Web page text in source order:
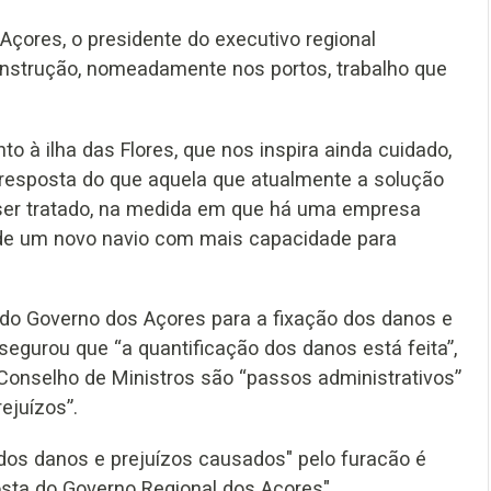
o presidente do executivo regional
nomeadamente nos portos, trabalho que
à ilha das Flores, que nos inspira ainda cuidado,
do que aquela que atualmente a solução
tratado, na medida em que há uma empresa
um novo navio com mais capacidade para
Governo dos Açores para a fixação dos danos e
que “a quantificação dos danos está feita”,
de Ministros são “passos administrativos”
danos e prejuízos causados" pelo furacão é